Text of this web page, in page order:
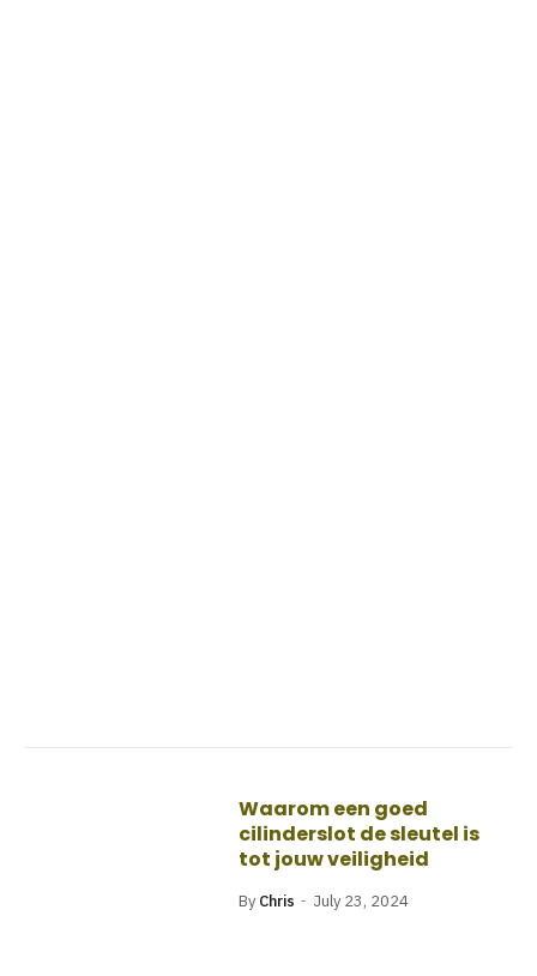
Waarom een goed
cilinderslot de sleutel is
tot jouw veiligheid
By Chris July 23, 2024